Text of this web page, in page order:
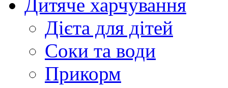
Дитяче харчування
Дієта для дітей
Соки та води
Прикорм